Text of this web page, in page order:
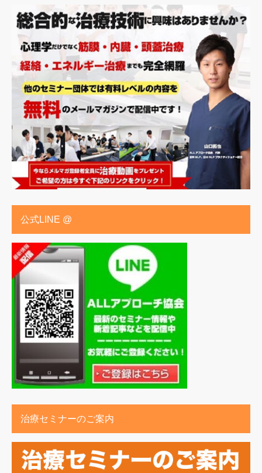
公式LINE @
治療セミナーのご案内